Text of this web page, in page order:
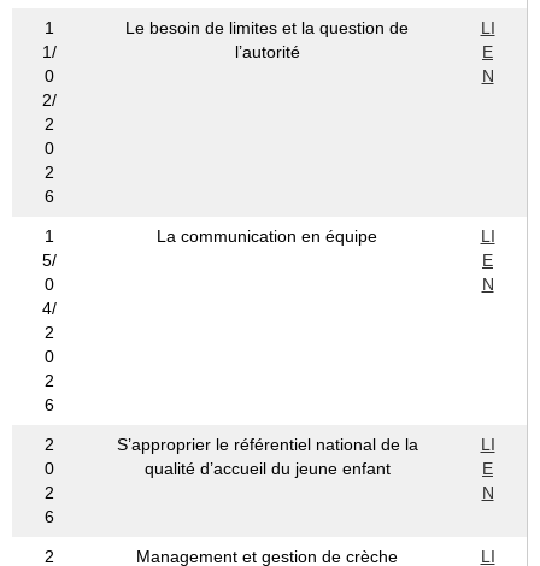
1
1/
0
2/
2
0
2
6
Le besoin de limites et la question de
l’autorité
LI
E
N
1
5/
0
4/
2
0
2
6
La communication en équipe
LI
E
N
2
0
2
6
S’approprier le référentiel national de la
qualité d’accueil du jeune enfant
LI
E
N
2
Management et gestion de crèche
LI